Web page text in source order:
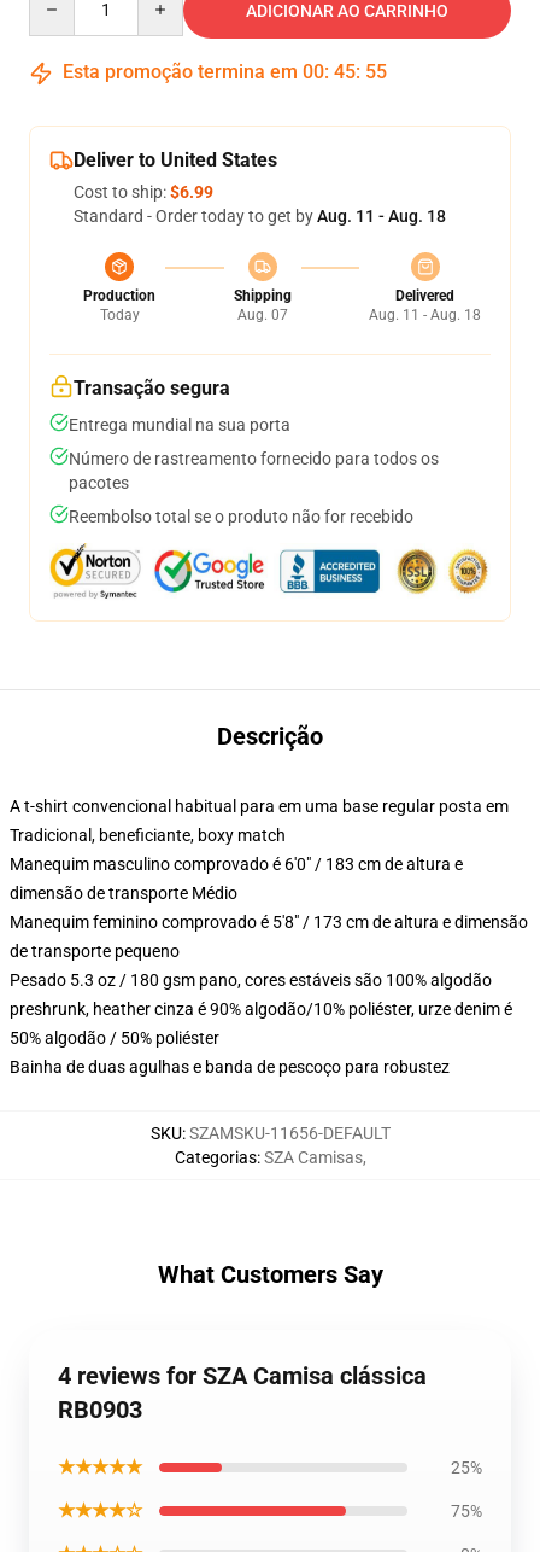
ADICIONAR AO CARRINHO
Esta promoção termina em 00: 45: 54
Deliver to United States
Cost to ship:$6.99
Standard - Order today to get byAug. 11 - Aug. 18
Production
Today
Shipping
Aug. 07
Delivered
Aug. 11 - Aug. 18
Transação segura
Entrega mundial na sua porta
Número de rastreamento fornecido para todos os
pacotes
Reembolso total se o produto não for recebido
Descrição
A t-shirt convencional habitual para em uma base regular posta em
Tradicional, beneficiante, boxy match
Manequim masculino comprovado é 6'0" / 183 cm de altura e
dimensão de transporte Médio
Manequim feminino comprovado é 5'8" / 173 cm de altura e dimensão
de transporte pequeno
Pesado 5.3 oz / 180 gsm pano, cores estáveis são 100% algodão
preshrunk, heather cinza é 90% algodão/10% poliéster, urze denim é
50% algodão / 50% poliéster
Bainha de duas agulhas e banda de pescoço para robustez
SKU:SZAMSKU-11656-DEFAULT
Categorias:SZA Camisas,
What Customers Say
4 reviews for SZA Camisa clássica
RB0903
★★★★★ 25%
★★★★☆ 75%